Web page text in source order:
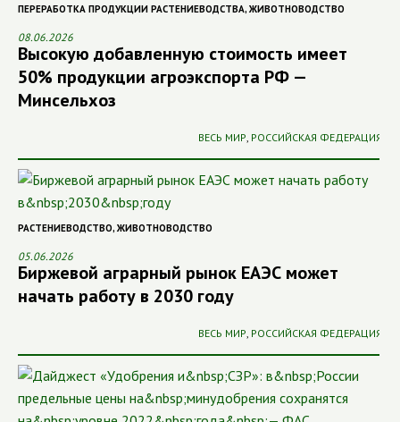
ПЕРЕРАБОТКА ПРОДУКЦИИ РАСТЕНИЕВОДСТВА, ЖИВОТНОВОДСТВО
08.06.2026
Высокую добавленную стоимость имеет
50% продукции агроэкспорта РФ —
Минсельхоз
ВЕСЬ МИР, РОССИЙСКАЯ ФЕДЕРАЦИЯ
РАСТЕНИЕВОДСТВО, ЖИВОТНОВОДСТВО
05.06.2026
Биржевой аграрный рынок ЕАЭС может
начать работу в 2030 году
ВЕСЬ МИР, РОССИЙСКАЯ ФЕДЕРАЦИЯ